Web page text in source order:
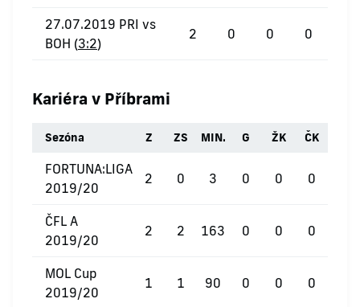
27.07.2019 PRI vs
BOH (3:2)
2 0 0 0
Kariéra v Příbrami
Sezóna Z ZS MIN. G ŽK ČK
FORTUNA:LIGA
2019/20
2 0 3 0 0 0
ČFL A
2019/20
2 2 163 0 0 0
MOL Cup
2019/20
1 1 90 0 0 0